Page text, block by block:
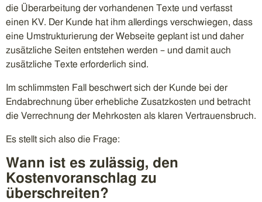
die Überarbeitung der vorhandenen Texte und verfasst
einen KV. Der Kunde hat ihm allerdings verschwiegen, dass
eine Umstrukturierung der Webseite geplant ist und daher
zusätzliche Seiten entstehen werden – und damit auch
zusätzliche Texte erforderlich sind.
Im schlimmsten Fall beschwert sich der Kunde bei der
Endabrechnung über erhebliche Zusatzkosten und betracht
die Verrechnung der Mehrkosten als klaren Vertrauensbruch.
Es stellt sich also die Frage:
Wann ist es zulässig, den
Kostenvoranschlag zu
überschreiten?